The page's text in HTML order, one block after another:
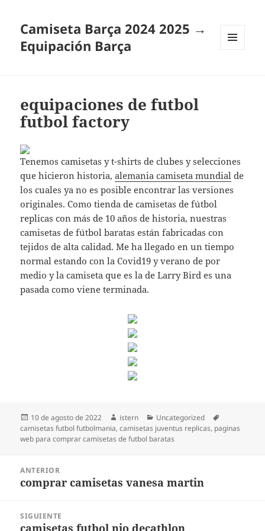
Camiseta Barça 2024 2025 →
Equipación Barça
equipaciones de futbol
futbol factory
Tenemos camisetas y t-shirts de clubes y selecciones
que hicieron historia,alemania camiseta mundial de
los cuales ya no es posible encontrar las versiones
originales. Como tienda de camisetas de fútbol
replicas con más de 10 años de historia, nuestras
camisetas de fútbol baratas están fabricadas con
tejidos de alta calidad. Me ha llegado en un tiempo
normal estando con la Covid19 y verano de por
medio y la camiseta que es la de Larry Bird es una
pasada como viene terminada.
Publicado
el
10 de agosto de 2022 Autor
istern Categorías
Uncategorized
camisetas futbol futbolmania,camisetas juventus replicas, paginas
web para comprar camisetas de futbol baratas
entradas
ANTERIOR
Entrada
comprar camisetas vanesa martin
SIGUIENTE
Entrada
camisetas futbol nio decathlon